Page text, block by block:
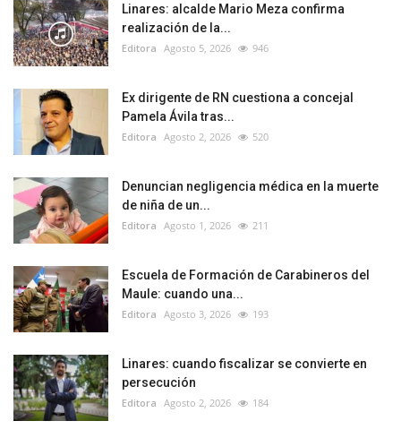
Linares: alcalde Mario Meza confirma
realización de la...
Editora Agosto 5, 2026 946
Ex dirigente de RN cuestiona a concejal
Pamela Ávila tras...
Editora Agosto 2, 2026 520
Denuncian negligencia médica en la muerte
de niña de un...
Editora Agosto 1, 2026 211
Escuela de Formación de Carabineros del
Maule: cuando una...
Editora Agosto 3, 2026 193
Linares: cuando fiscalizar se convierte en
persecución
Editora Agosto 2, 2026 184